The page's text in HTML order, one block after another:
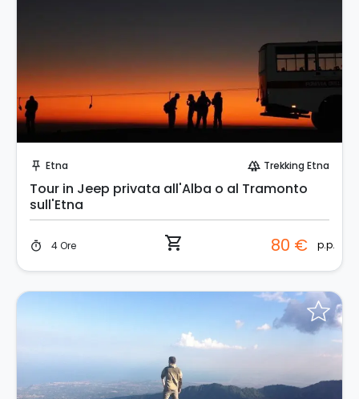
push_pin Etna forest Trekking Etna
Tour in Jeep privata all'Alba o al Tramonto
sull'Etna
timer 4 Ore shopping_cart 80 € p.p.